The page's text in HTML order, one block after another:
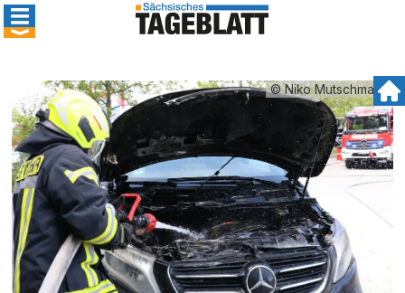
© Niko Mutschmann